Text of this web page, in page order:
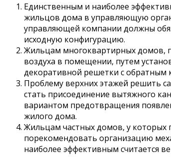
Единственным и наиболее
жильцов дома в управляющую
управляющей компании должны
исходную конфигурацию.
Жильцам многоквартирных домов,
воздуха в помещении, путем
декоративной решетки с обратным
Проблему верхних этажей решить
стать присоединение вытяжного
вариантом предотвращения
жилого дома.
Жильцам частных домов, у которых
порекомендовать организацию
наиболее эффективным считается